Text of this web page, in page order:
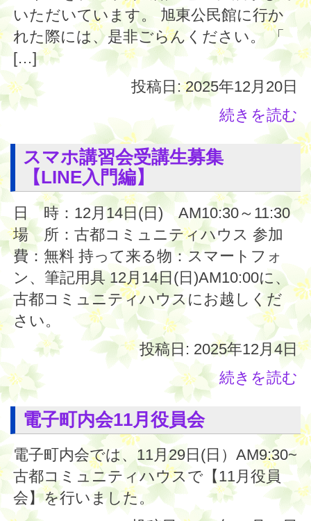
いただいています。 旭東公民館に行か
れた際には、是非ごらんください。 「
[…]
投稿日: 2025年12月20日
続きを読む
スマホ講習会受講生募集
【LINE入門編】
日 時：12月14日(日) AM10:30～11:30
場 所：古都コミュニティハウス 参加
費：無料 持って来る物：スマートフォ
ン、筆記用具 12月14日(日)AM10:00に、
古都コミュニティハウスにお越しくだ
さい。
投稿日: 2025年12月4日
続きを読む
電子町内会11月役員会
電子町内会では、11月29日(日）AM9:30~
古都コミュニティハウスで【11月役員
会】を行いました。